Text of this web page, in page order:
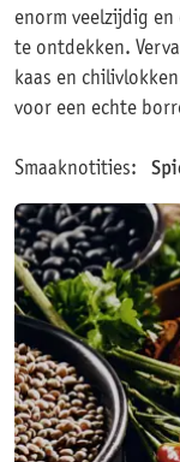
enorm veelzijdig
te ontdekken.
kaas en
voor een echte
Smaaknotities: